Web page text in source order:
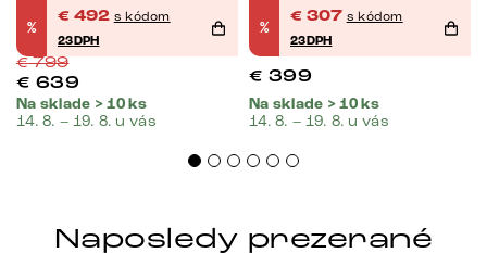
%
€ 492 s kódom
23DPH
€799
€ 639
Na sklade > 10 ks
14. 8. – 19. 8. u vás
%
€ 307 s kódom
23DPH
€ 399
Na sklade > 10 ks
14. 8. – 19. 8. u vás
Naposledy prezerané